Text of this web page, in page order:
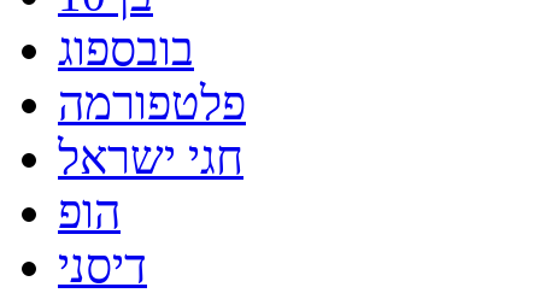
בובספוג
פלטפורמה
חגי ישראל
הופ
דיסני